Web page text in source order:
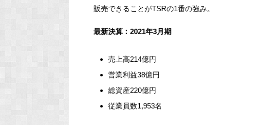
販売できることがTSRの1番の強み。
最新決算：2021年3月期
売上高214億円
営業利益38億円
総資産220億円
従業員数1,953名